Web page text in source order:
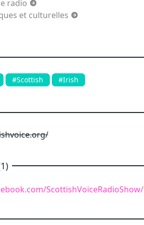
radio
et culturelles
#Scottish #Irish
ScottishVoiceRadioShow/